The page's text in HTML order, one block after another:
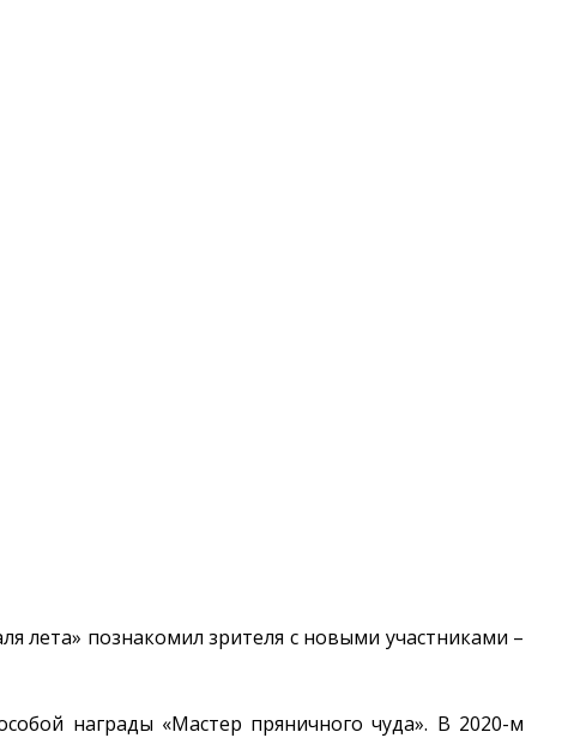
лета» познакомил зрителя с новыми участниками –
награды «Мастер пряничного чуда». В 2020-м